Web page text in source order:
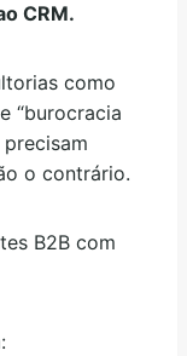
CRM.
como
“burocracia
o contrário.
B2B com